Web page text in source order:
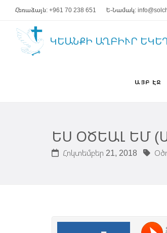
Հեռաձայն: +961 70 238 651 Ե-Նամակ:
ԿԵԱՆՔԻ ԱՂԲԻՒՐ
ԱՅԲ ԷՋ
ԵՍ ՕԾԵԱԼ ԵՄ
Հոկտեմբեր 21, 2018